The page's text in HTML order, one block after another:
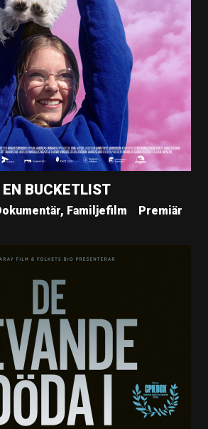
BUCKETLIST
Familjefilm
Premiär